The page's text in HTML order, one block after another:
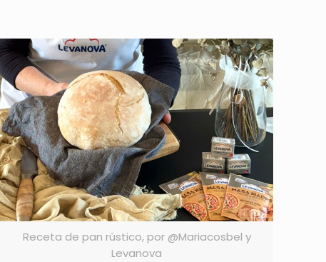
Receta de pan rústico, por @Mariacosbel y
Levanova